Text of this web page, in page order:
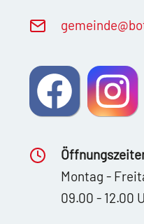
g m nd b
Montag -
09.00 - 12.00